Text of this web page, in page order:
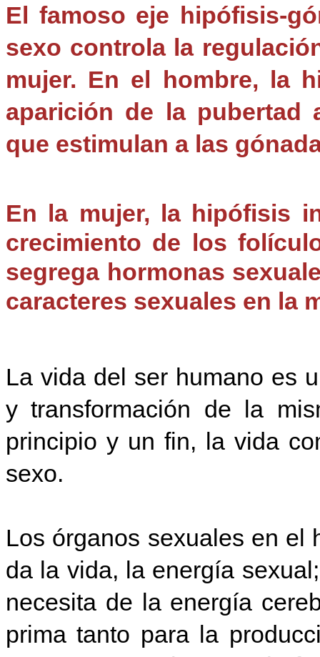
El famoso eje hipófisis-
sexo controla la
mujer. En el hombre, la
aparición de la pubertad
que estimulan a las
En la mujer, la hipófisis
crecimiento de los
segrega hormonas
caracteres sexuales en la
La vida del ser humano es
y transformación de la
principio y un fin, la vida
sexo.
Los órganos sexuales en el
da la vida, la energía
necesita de la energía
prima tanto para la